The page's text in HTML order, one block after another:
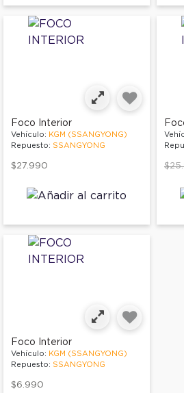
Foco Interior
Vehículo: KGM (SSANGYONG)
Repuesto: SSANGYONG
$27.990
Foco Interior
Vehículo: KGM (SSANGYONG)
Repuesto: SSANGYONG
$6.990